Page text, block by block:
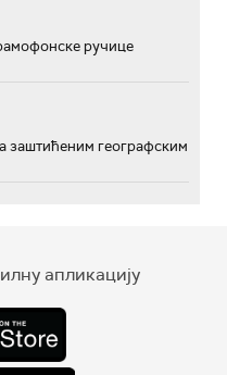
ручице
заштићеним географским
апликацију